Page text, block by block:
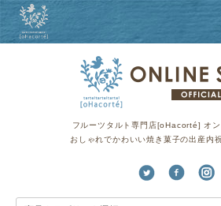
フルーツタルト専門店[oHacorté] オ
おしゃれでかわいい焼き菓子の出産内